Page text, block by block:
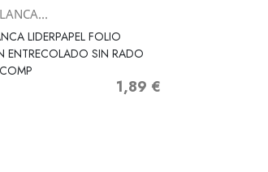
Vista rápida
LIDERPAPEL FOLIO
ENTRECOLADO SIN RADO
Precio
1,89 €